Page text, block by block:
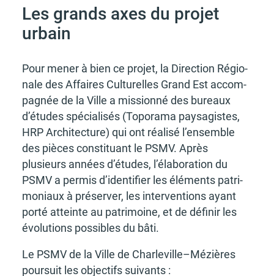
Les grands axes du projet
urbain
Pour mener à bien ce projet, la Direc­tion Régio­
nale des Affaires Cultu­relles Grand Est accom­
pa­gnée de la Ville a missionné des bureaux
d’études spécia­li­sés (Topo­rama paysa­gistes,
HRP Archi­tec­ture) qui ont réalisé l’en­semble
des pièces consti­tuant le PSMV. Après
plusieurs années d’études, l’éla­bo­ra­tion du
PSMV a permis d’iden­ti­fier les éléments patri­
mo­niaux à préser­ver, les inter­ven­tions ayant
porté atteinte au patri­moine, et de défi­nir les
évolu­tions possibles du bâti.
Le PSMV de la Ville de Char­le­vil­le–­Mé­zières
pour­suit les objec­tifs suivants :